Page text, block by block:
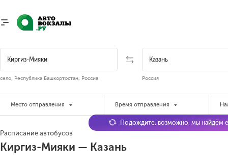
село, Республика Башкортостан, Россия Россия
Место отправления Время отправления
Расписание автобусов
Киргиз-Мияки — Казань
Подождите, возможно, мы найдём